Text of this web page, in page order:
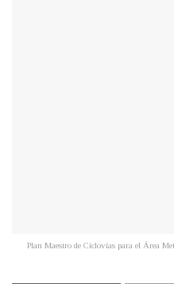
Plan Maestro de Ciclovías para el Área